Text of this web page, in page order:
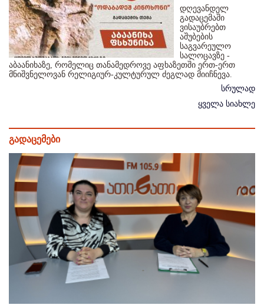
დღევანდელ
გადაცემაში
ვისაუბრებთ
აშუბების
საგვარეულო
სალოცავზე -
აბაანიხაზე, რომელიც თანამედროვე აფხაზეთში ერთ-ერთ
მნიშვნელოვან რელიგიურ-კულტურულ ძეგლად მიიჩნევა.
სრულად
ყველა სიახლე
გადაცემები